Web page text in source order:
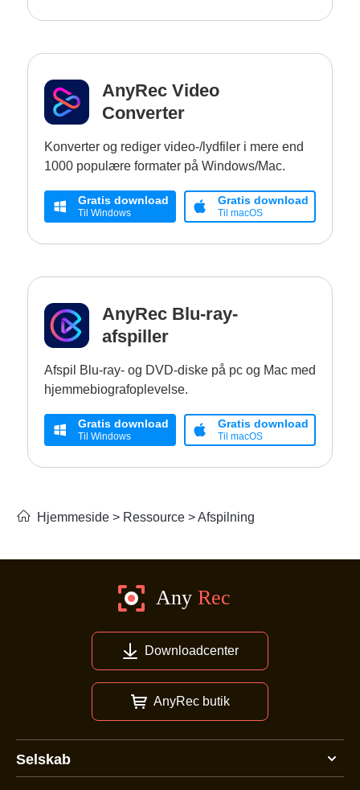
AnyRec Video
Converter
Konverter og rediger video-/lydfiler i mere end
1000 populære formater på Windows/Mac.
Gratis download
Til Windows
Gratis download
Til macOS
AnyRec Blu-ray-
afspiller
Afspil Blu-ray- og DVD-diske på pc og Mac med
hjemmebiografoplevelse.
Gratis download
Til Windows
Gratis download
Til macOS
Hjemmeside > Ressource >Afspilning
Downloadcenter
AnyRec butik
Selskab